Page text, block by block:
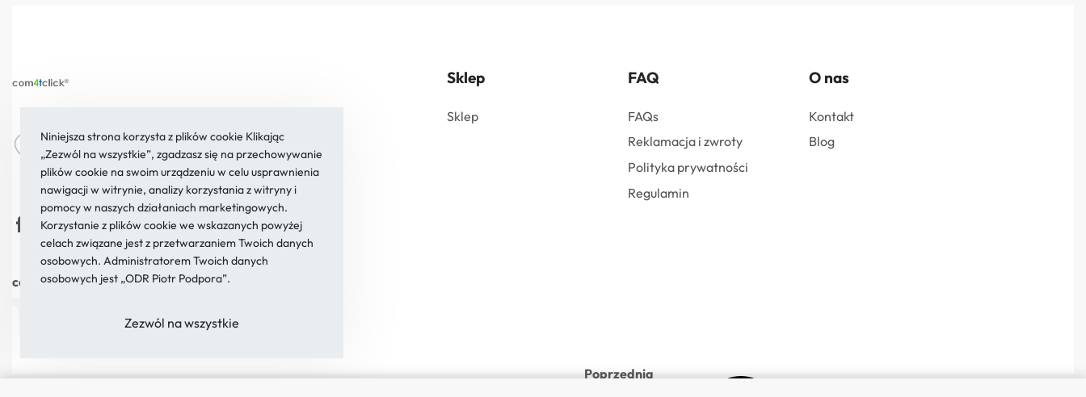
Żywnego 21a/134
02-701 Warszawa
sklep@com4tclick.pl
22 854 21 37
com4tclick®2026. Wszystkie prawa zastrzeżone
Sklep
Sklep
FAQ
FAQs
Reklamacja i zwroty
Polityka prywatności
Regulamin
O nas
Kontakt
Blog
Poprzednia
Niniejsza strona korzysta z plików cookie Klikając
„Zezwól na wszystkie”, zgadzasz się na przechowywanie
plików cookie na swoim urządzeniu w celu usprawnienia
nawigacji w witrynie, analizy korzystania z witryny i
pomocy w naszych działaniach marketingowych.
Korzystanie z plików cookie we wskazanych powyżej
celach związane jest z przetwarzaniem Twoich danych
osobowych. Administratorem Twoich danych
osobowych jest „ODR Piotr Podpora”.
Zezwól na wszystkie